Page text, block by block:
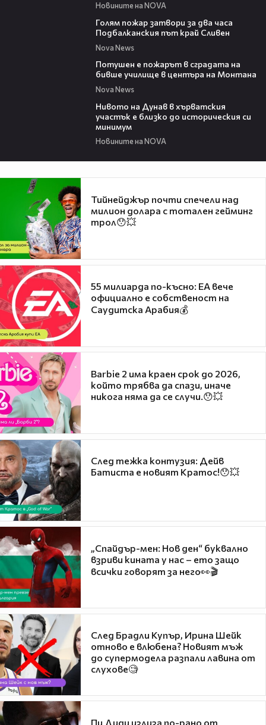
Новините на NOVA
Голям пожар затвори за два часа
Подбалканския път край Сливен
Nova News
Потушен е пожарът в сградата на
бивше училище в центъра на Монтана
Nova News
Нивото на Дунав в хърватския
участък е близко до историческия си
минимум
Новините на NOVA
Тийнейджър почти спечели над
милион долара с тотален гейминг
трол😯💥
55 милиарда по-късно: EA вече
официално е собственост на
Саудитска Арабия💰
Barbie 2 има краен срок до 2026,
който трябва да спази, иначе
никога няма да се случи.😯💥
След тежка контузия: Дейв
Батиста е новият Кратос!😯💥
„Спайдър-мен: Нов ден“ буквално
взриви кината у нас – ето защо
всички говорят за него👀🎬
След Брадли Купър, Ирина Шейк
отново е влюбена? Новият мъж
до супермодела разпали лавина от
слухове🧐
Пи Диди излиза по-рано от